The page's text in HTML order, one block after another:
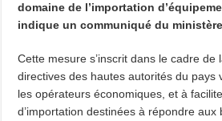
domaine de l’importation
indique un communiqué du
Cette mesure s’inscrit dans le cadre
directives des hautes autorités du pays
les opérateurs économiques, et à
d’importation destinées à répondre aux